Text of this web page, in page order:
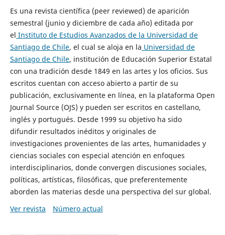
Es una revista científica (peer reviewed) de aparición
semestral (junio y diciembre de cada año) editada por
el Instituto de Estudios Avanzados de la Universidad de
Santiago de Chile, el cual se aloja en la Universidad de
Santiago de Chile, institución de Educación Superior Estatal
con una tradición desde 1849 en las artes y los oficios. Sus
escritos cuentan con acceso abierto a partir de su
publicación, exclusivamente en línea, en la plataforma Open
Journal Source (OJS) y pueden ser escritos en castellano,
inglés y portugués. Desde 1999 su objetivo ha sido
difundir resultados inéditos y originales de
investigaciones provenientes de las artes, humanidades y
ciencias sociales con especial atención en enfoques
interdisciplinarios, donde convergen discusiones sociales,
políticas, artísticas, filosóficas, que preferentemente
aborden las materias desde una perspectiva del sur global.
Ver revista
Número actual